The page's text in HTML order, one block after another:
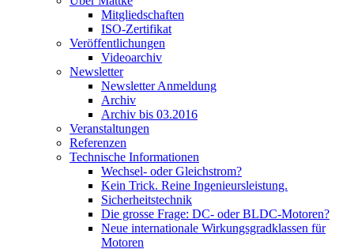
Mitgliedschaften
ISO-Zertifikat
Veröffentlichungen
Videoarchiv
Newsletter
Newsletter Anmeldung
Archiv
Archiv bis 03.2016
Veranstaltungen
Referenzen
Technische Informationen
Wechsel- oder Gleichstrom?
Kein Trick. Reine Ingenieursleistung.
Sicherheitstechnik
Die grosse Frage: DC- oder BLDC-Motoren?
Neue internationale Wirkungsgradklassen für
Motoren